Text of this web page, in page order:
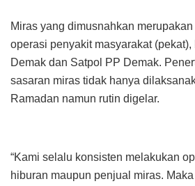
Miras yang dimusnahkan
operasi penyakit masyarakat
Demak dan Satpol PP Demak.
sasaran miras tidak hanya
Ramadan namun rutin digelar.
“Kami selalu konsisten melakukan
hiburan maupun penjual miras.